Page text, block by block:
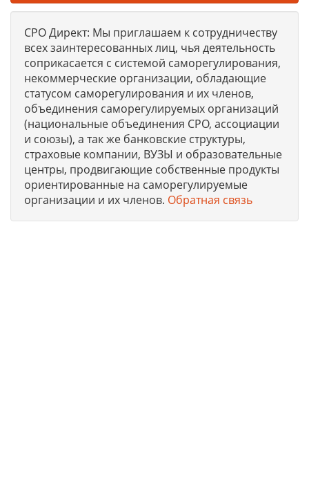
СРО Директ: Мы приглашаем к сотрудничеству
всех заинтересованных лиц, чья деятельность
соприкасается с системой саморегулирования,
некоммерческие организации, обладающие
статусом саморегулирования и их членов,
объединения саморегулируемых организаций
(национальные объединения СРО, ассоциации
и союзы), а так же банковские структуры,
страховые компании, ВУЗЫ и образовательные
центры, продвигающие собственные продукты
ориентированные на саморегулируемые
организации и их членов. Обратная связь